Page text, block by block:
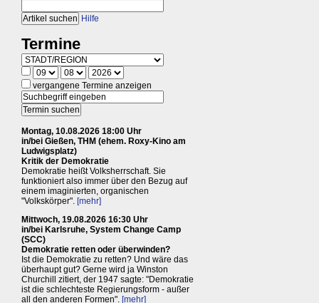
Hilfe
Termine
vergangene Termine anzeigen
Montag, 10.08.2026 18:00 Uhr
in/bei Gießen, THM (ehem. Roxy-Kino am
Ludwigsplatz)
Kritik der Demokratie
Demokratie heißt Volksherrschaft. Sie
funktioniert also immer über den Bezug auf
einem imaginierten, organischen
"Volkskörper". [mehr]
Mittwoch, 19.08.2026 16:30 Uhr
in/bei Karlsruhe, System Change Camp
(SCC)
Demokratie retten oder überwinden?
Ist die Demokratie zu retten? Und wäre das
überhaupt gut? Gerne wird ja Winston
Churchill zitiert, der 1947 sagte: "Demokratie
ist die schlechteste Regierungsform - außer
all den anderen Formen". [mehr]